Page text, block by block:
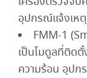
อุปกรณ์แจ้งเห
FMM-1
เป็นโมดูลที่ติดตั้
ความร้อน อุปก